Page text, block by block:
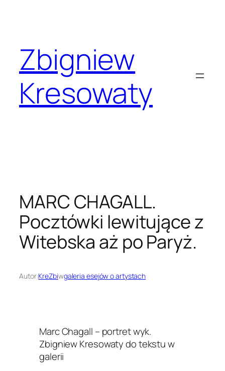
Zbigniew
Kresowaty
MARC CHAGALL.
Pocztówki lewitujące z
Witebska aż po Paryż.
Autor:KreZbiwgaleria esejów o artystach
Marc Chagall – portret wyk.
Zbigniew Kresowaty do tekstu w
galerii